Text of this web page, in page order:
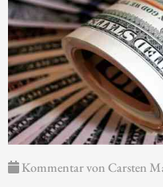
Kommentar von Carsten